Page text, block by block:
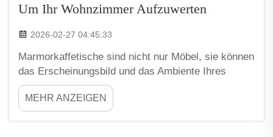
Um Ihr Wohnzimmer Aufzuwerten
2026-02-27 04:45:33
Marmorkaffetische sind nicht nur Möbel, sie können
das Erscheinungsbild und das Ambiente Ihres
Wohnzimmers tatsächlich verändern. Wenn Sie
einen schönen Marmorkaffetisch dort platzieren,
verleihen Sie dem Raum sofort Eleganz und Stil.
MEHR ANZEIGEN